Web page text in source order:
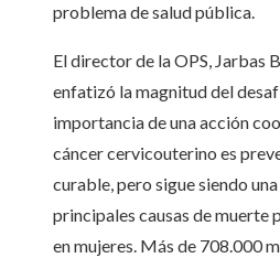
problema de salud pública.
El director de la OPS, Jarbas
enfatizó la magnitud del
importancia de una acción
cáncer cervicouterino es
curable, pero sigue siendo una
principales causas de muerte
en mujeres. Más de 708.000